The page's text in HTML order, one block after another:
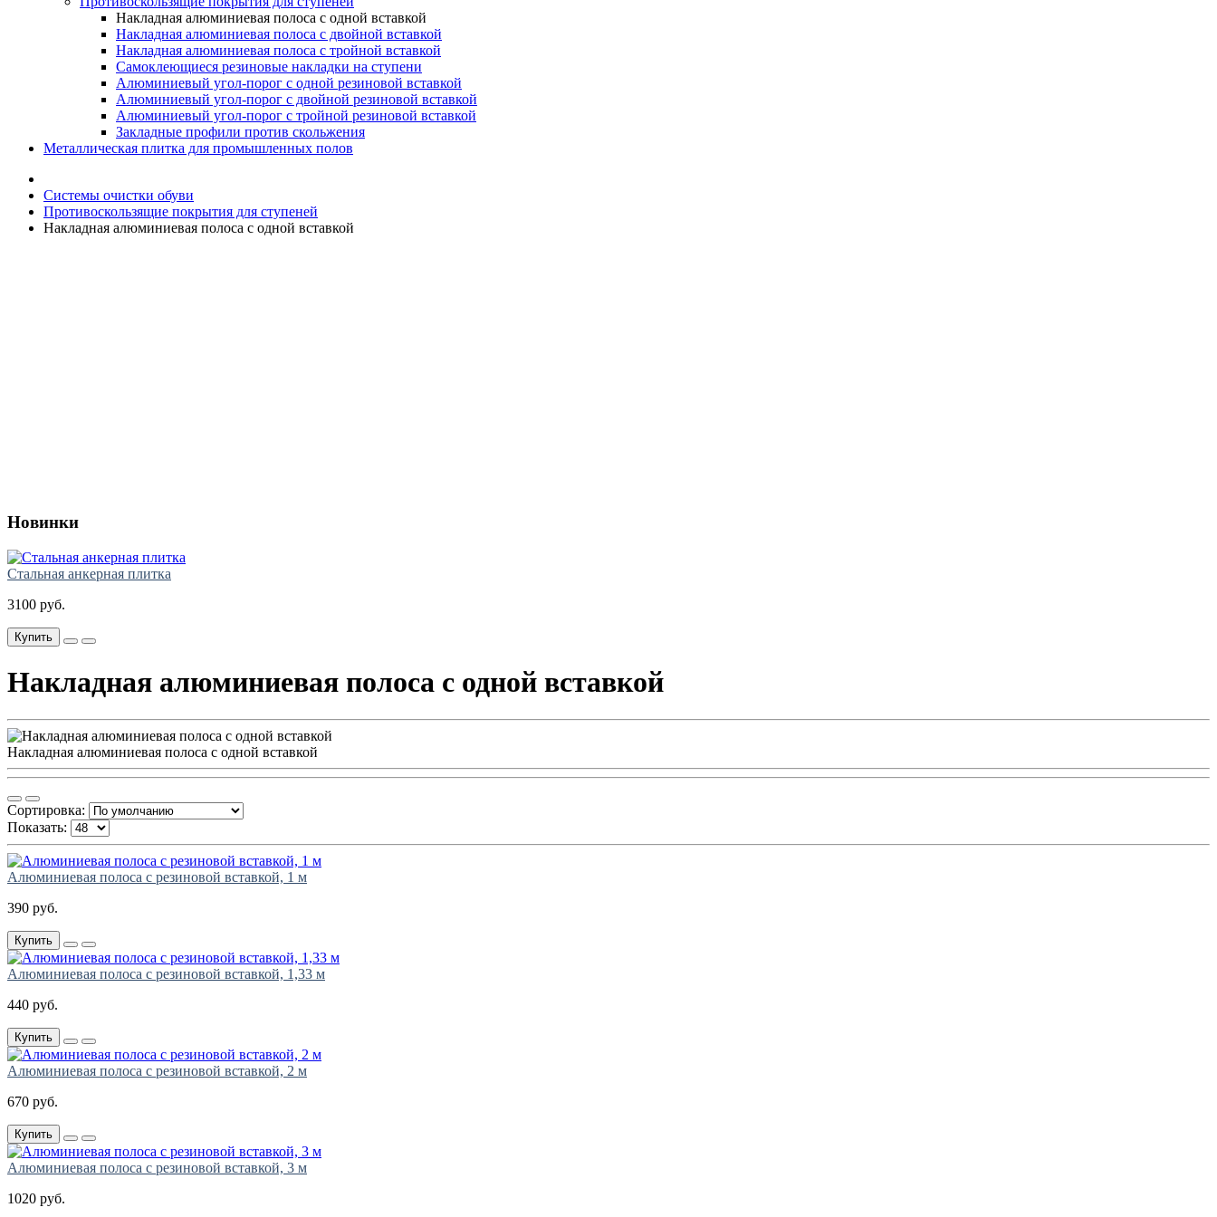
Накладная алюминиевая полоса с одной вставкой
Накладная алюминиевая полоса с двойной вставкой
Накладная алюминиевая полоса с тройной вставкой
Самоклеющиеся резиновые накладки на ступени
Алюминиевый угол-порог с одной резиновой вставкой
Алюминиевый угол-порог с двойной резиновой вставкой
Алюминиевый угол-порог с тройной резиновой вставкой
Закладные профили против скольжения
Металлическая плитка для промышленных полов
Системы очистки обуви
Противоскользящие покрытия для ступеней
Накладная алюминиевая полоса с одной вставкой
Новинки
Стальная анкерная плитка
3100 руб.
Купить
Накладная алюминиевая полоса с одной вставкой
Накладная алюминиевая полоса с одной вставкой
Сортировка:
Показать:
Алюминиевая полоса с резиновой вставкой, 1 м
390 руб.
Купить
Алюминиевая полоса с резиновой вставкой, 1,33 м
440 руб.
Купить
Алюминиевая полоса с резиновой вставкой, 2 м
670 руб.
Купить
Алюминиевая полоса с резиновой вставкой, 3 м
1020 руб.